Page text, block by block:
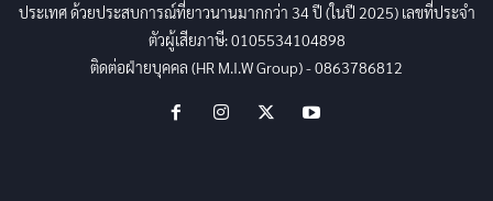
ประเทศ ด้วยประสบการณ์ที่ยาวนานมากกว่า 34 ปี (ในปี 2025) เลขที่ประจำ
ตัวผู้เสียภาษี: 0105534104898
ติดต่อฝ่ายบุคคล (HR M.I.W Group) - 0863786812